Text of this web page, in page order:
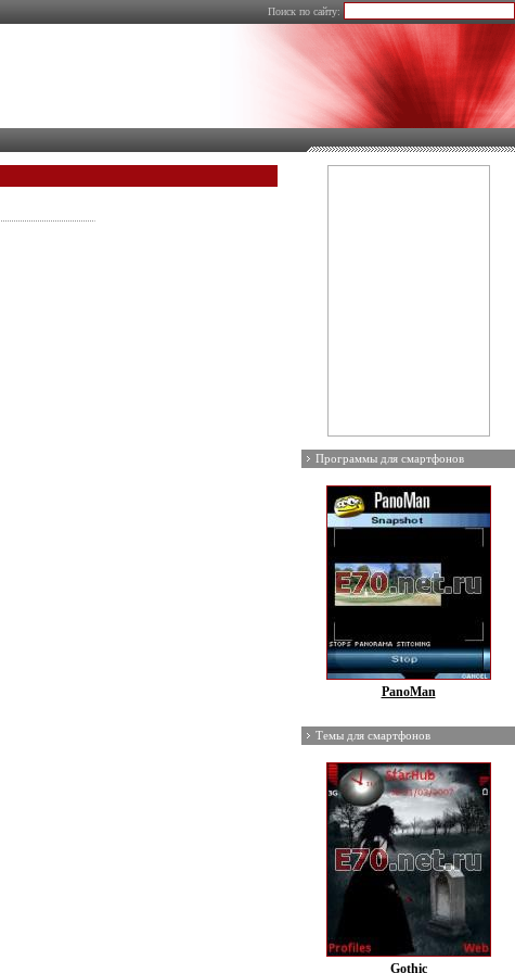
Поиск по сайту:
Программы для смартфонов
PanoMan
Темы для смартфонов
Gothic